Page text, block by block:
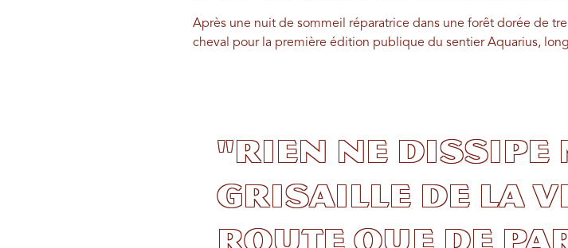
Après une nuit de sommeil réparatrice dans une forêt dorée de
cheval pour la première édition publique du sentier Aquarius,
"Rien ne dissipe
grisaille de la
route que de